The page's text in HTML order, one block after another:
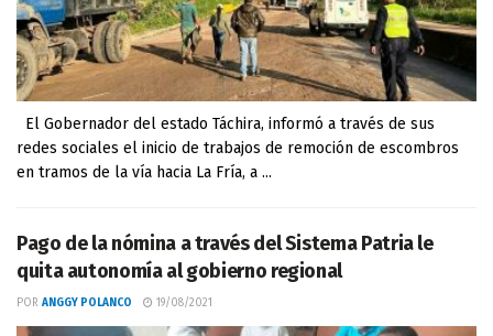
El Gobernador del estado Táchira, informó a través de sus
redes sociales el inicio de trabajos de remoción de escombros
en tramos de la vía hacia La Fría, a ...
Pago de la nómina a través del Sistema Patria le
quita autonomía al gobierno regional
POR ANGGY POLANCO 19/08/2021